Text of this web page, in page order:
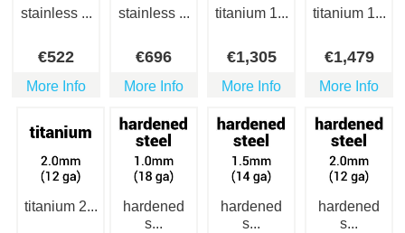
stainless ...
€522
More Info
stainless ...
€696
More Info
titanium 1...
€1,305
More Info
titanium 1...
€1,479
More Info
titanium 2...
hardened
s...
hardened
s...
hardened
s...